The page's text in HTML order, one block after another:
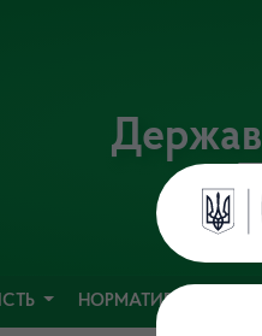
НОРМАТИВНА БАЗА